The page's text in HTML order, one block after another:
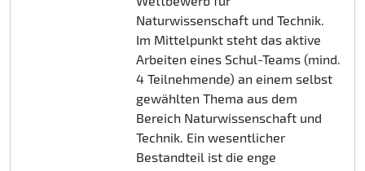
Naturwissenschaft und Technik.
Im Mittelpunkt steht das aktive
Arbeiten eines Schul-Teams (mind.
4 Teilnehmende) an einem selbst
gewählten Thema aus dem
Bereich Naturwissenschaft und
Technik. Ein wesentlicher
Bestandteil ist die enge